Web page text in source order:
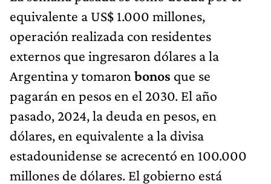
equivalente a US$ 1.000 millones,
operación realizada con residentes
externos que ingresaron dólares a la
Argentina y tomaron bonos que se
pagarán en pesos en el 2030. El año
pasado, 2024, la deuda en pesos, en
dólares, en equivalente a la divisa
estadounidense se acrecentó en 100.000
millones de dólares. El gobierno está